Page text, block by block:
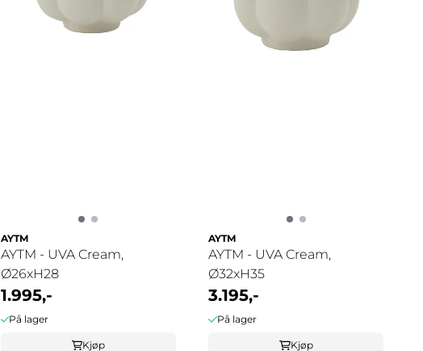
AYTM
AYTM - UVA Cream,
Ø26xH28
1.995,-
På lager
Kjøp
AYTM
AYTM - UVA Cream,
Ø32xH35
3.195,-
På lager
Kjøp